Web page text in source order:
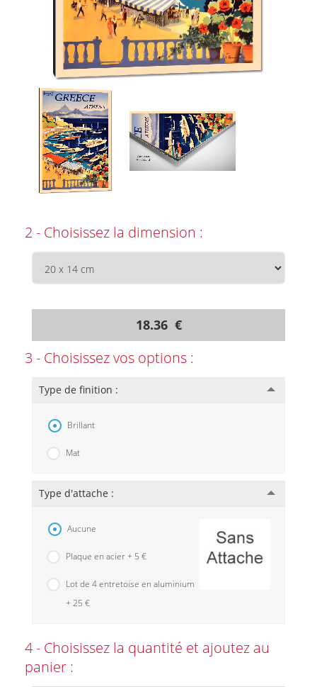
2 - Choisissez la dimension :
18.36 €
3 - Choisissez vos options :
Type de finition :
Brillant
Mat
Type d'attache :
Aucune
Plaque en acier + 5 €
Lot de 4 entretoise en aluminium
+ 25 €
4 - Choisissez la quantité et ajoutez au
panier :